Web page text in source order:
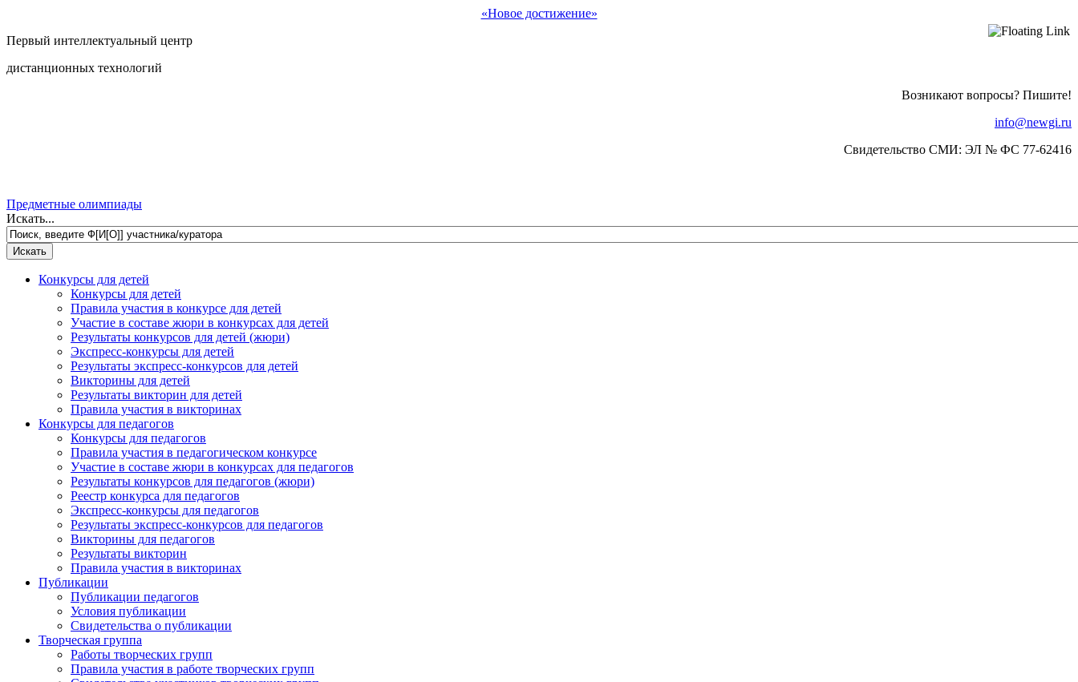
«Новое достижение»
Первый интеллектуальный центр
дистанционных технологий
Возникают вопросы? Пишите!
info@newgi.ru
Свидетельство СМИ: ЭЛ № ФС 77-62416
Предметные олимпиады
Искать...
Конкурсы для детей
Конкурсы для детей
Правила участия в конкурсе для детей
Участие в составе жюри в конкурсах для детей
Результаты конкурсов для детей (жюри)
Экспресс-конкурсы для детей
Результаты экспресс-конкурсов для детей
Викторины для детей
Результаты викторин для детей
Правила участия в викторинах
Конкурсы для педагогов
Конкурсы для педагогов
Правила участия в педагогическом конкурсе
Участие в составе жюри в конкурсах для педагогов
Результаты конкурсов для педагогов (жюри)
Реестр конкурса для педагогов
Экспресс-конкурсы для педагогов
Результаты экспресс-конкурсов для педагогов
Викторины для педагогов
Результаты викторин
Правила участия в викторинах
Публикации
Публикации педагогов
Условия публикации
Свидетельства о публикации
Творческая группа
Работы творческих групп
Правила участия в работе творческих групп